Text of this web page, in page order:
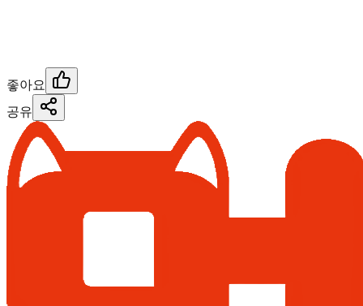
좋아요
공유